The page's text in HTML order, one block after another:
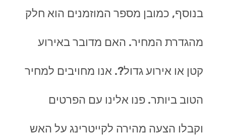
בנוסף, כמובן מספר המוזמנים הוא חלק
מהגדרת המחיר. האם מדובר באירוע
קטן או אירוע גדול?. אנו מחויבים למחיר
הטוב ביותר. פנו אלינו עם הפרטים
וקבלו הצעה מהירה לקייטרינג על האש